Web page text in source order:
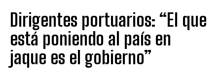
Dirigentes portuarios: “El que
está poniendo al país en
jaque es el gobierno”